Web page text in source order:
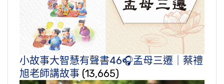
小故事大智慧有聲書46🎧孟母三遷｜蔡禮
旭老師講故事 (13,665)